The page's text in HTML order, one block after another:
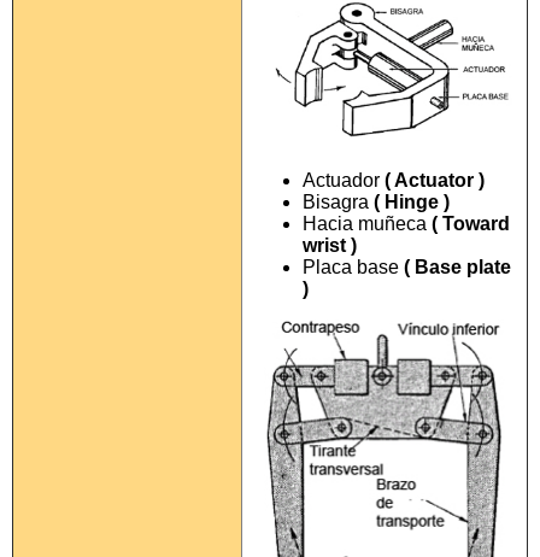
Actuador ( Actuator )
Bisagra ( Hinge )
Hacia muñeca ( Toward
wrist )
Placa base ( Base plate
)